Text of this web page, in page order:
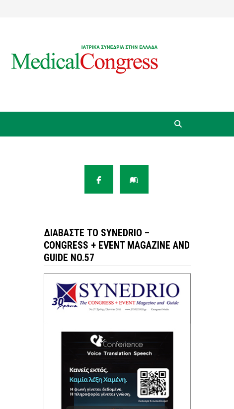
ΔΙΑΒΆΣΤΕ ΤΟ SYNEDRIO –
CONGRESS + EVENT MAGAZINE AND
GUIDE NO.57